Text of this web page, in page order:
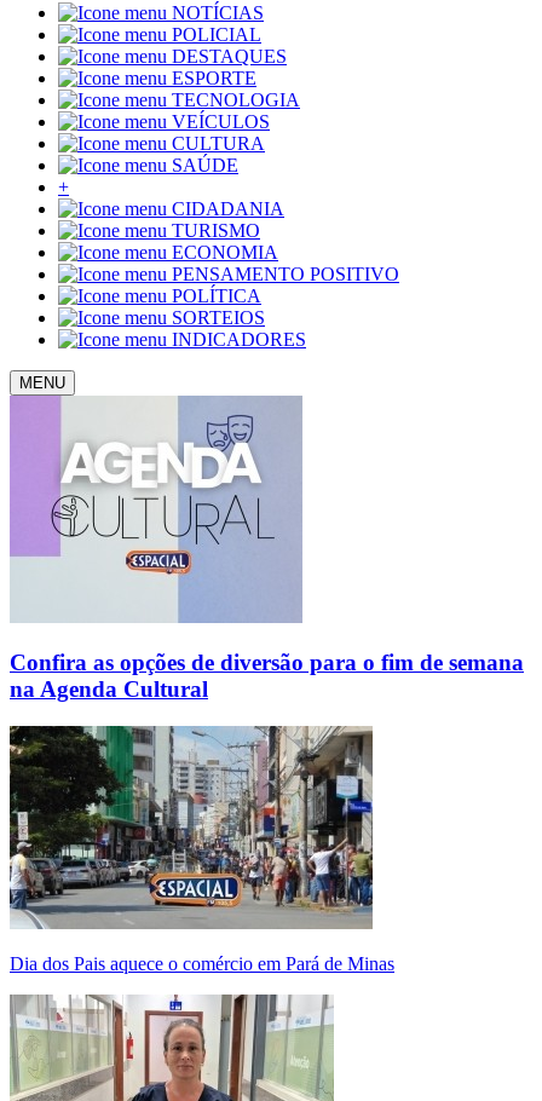
NOTÍCIAS
POLICIAL
DESTAQUES
ESPORTE
TECNOLOGIA
VEÍCULOS
CULTURA
SAÚDE
+
CIDADANIA
TURISMO
ECONOMIA
PENSAMENTO POSITIVO
POLÍTICA
SORTEIOS
INDICADORES
MENU
Confira as opções de diversão para o fim de semana
na Agenda Cultural
Dia dos Pais aquece o comércio em Pará de Minas